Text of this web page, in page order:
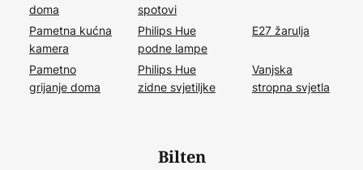
doma
spotovi
Pametna kućna
kamera
Philips Hue
podne lampe
E27 žarulja
Pametno
grijanje doma
Philips Hue
zidne svjetiljke
Vanjska
stropna svjetla
Bilten